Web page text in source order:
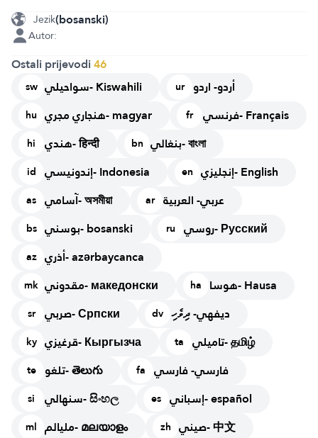
Jezik(bosanski)
Autor:
Ostali prijevodi46
sw سواحيلي- Kiswahili ur أردو- اردو
hu هنجاري مجري- magyar fr فرنسي- Français
hi هندي- हिन्दी bn بنغالي- বাংলা
id إندونيسي- Indonesia en إنجليزي- English
as آسامي- অসমীয়া ar عربي- العربية
bs بوسني- bosanski ru روسي- Русский
az أذري- azərbaycanca
mk مقدوني- македонски ha هوسا- Hausa
sr صربي- Српски dv ديفهي- ދިވެހި
ky قرغيزي- Кыргызча ta تاميلي- தமிழ்
te تلغو- తెలుగు fa فارسي- فارسي
si سنهالي- සිංහල es إسباني- español
ml مليالم- മലയാളം zh صيني- 中文